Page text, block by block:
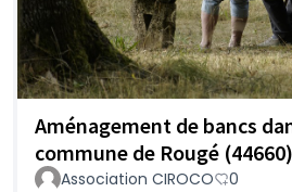
Aménagement de bancs
commune de Rougé (44660)
Association CIROCO 0